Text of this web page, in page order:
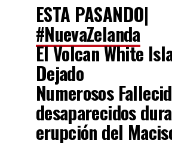
ESTA PASANDO|
#NuevaZelanda
El Volcan White
Dejado
Numerosos
desaparecidos
erupción del